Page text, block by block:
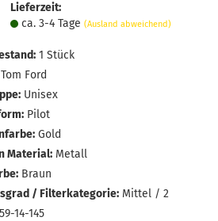
Lieferzeit:
ca. 3-4 Tage (Ausland abweichend)
1 Stück
Tom Ford
Unisex
Pilot
Gold
Material: Metall
Braun
/ Filterkategorie: Mittel / 2
14-145